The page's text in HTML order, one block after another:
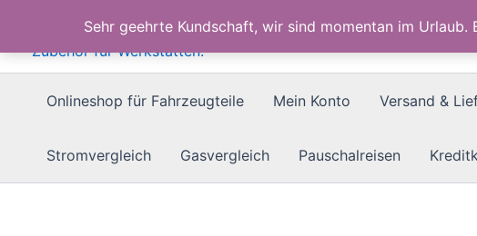
Sehr geehrte Kundschaft, wir sind momentan im
springen
Onlineshop für Fahrzeugteile Mein Konto Versand &
Stromvergleich Gasvergleich Pauschalreisen